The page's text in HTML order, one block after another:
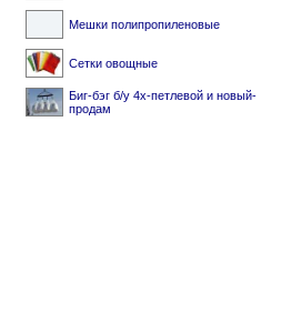
Мешки полипропиленовые
Сетки овощные
Биг-бэг б/у 4х-петлевой и новый-
продам